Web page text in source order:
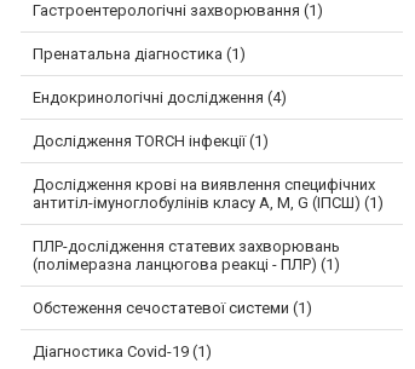
Гастроентерологічні захворювання (1)
Пренатальна діагностика (1)
Ендокринологічні дослідження (4)
Дослідження TORCH інфекції (1)
Дослідження крові на виявлення специфічних
антитіл-імуноглобулінів класу A, M, G (ІПСШ) (1)
ПЛР-дослідження статевих захворювань
(полімеразна ланцюгова реакці - ПЛР) (1)
Обстеження сечостатевої системи (1)
Діагностика Covid-19 (1)